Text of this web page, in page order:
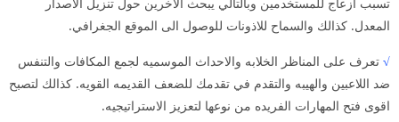
المعدل. كذالك والسماح للاذونات للوصول الى الموقع الجغرافي.
√ تعرف على المناظر الخلابه والاحداث الموسميه لجمع المكافات والتنفس
ضد اللاعبين والهيبه والتقدم في تقدمك للضعف القديمه القويه. كذالك لتصبح
اقوى فتح المهارات الفريده من نوعها لتعزيز الاستراتيجيه.